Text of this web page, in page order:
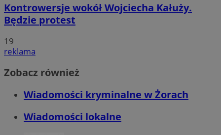
Kontrowersje wokół Wojciecha Kałuży.
Będzie protest
19
reklama
Zobacz również
Wiadomości kryminalne w Żorach
Wiadomości lokalne